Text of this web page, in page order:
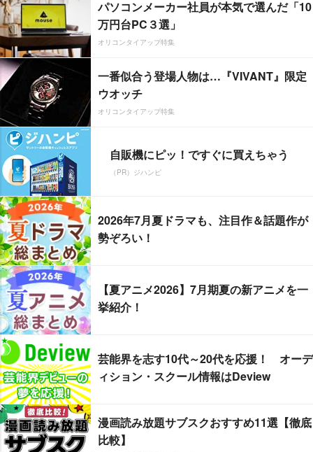
パソコンメーカー社員が本気で選んだ「10
万円台PC３選」
オリコンタイアップ特集
一番似合う登場人物は…『VIVANT』限定
ウオッチ
オリコンタイアップ特集
自販機にピッ！ですぐに買えちゃう
（PR）ジハンピ
2026年7月夏ドラマも、注目作＆話題作が
勢ぞろい！
【夏アニメ2026】7月期夏の新アニメを一
挙紹介！
芸能界を志す10代～20代を応援！ オーデ
ィション・スクール情報はDeview
漫画読み放題サブスクおすすめ11選【徹底
比較】